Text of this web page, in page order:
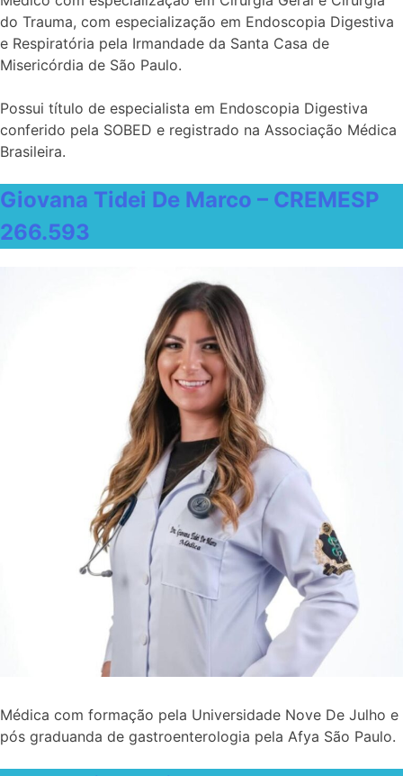
do Trauma, com especialização em Endoscopia Digestiva
e Respiratória pela Irmandade da Santa Casa de
Misericórdia de São Paulo.
Possui título de especialista em Endoscopia Digestiva
conferido pela SOBED e registrado na Associação Médica
Brasileira.
Giovana Tidei De Marco – CREMESP
266.593
Médica com formação pela Universidade Nove De Julho e
pós graduanda de gastroenterologia pela Afya São Paulo.